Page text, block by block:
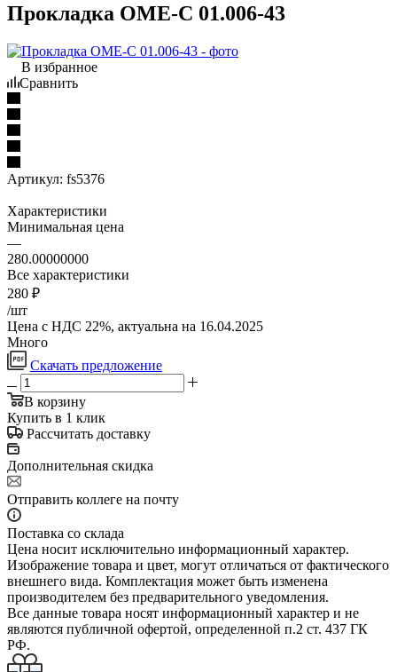
Прокладка ОМЕ-С 01.006-43
В избранное
Сравнить
Артикул: fs5376
Характеристики
Минимальная цена
—
280.00000000
Все характеристики
280 ₽
/шт
Цена с НДС 22%, актуальна на 16.04.2025
Много
Скачать предложение
В корзину
Купить в 1 клик
Рассчитать доставку
Дополнительная скидка
Отправить коллеге на почту
Поставка со склада
Цена носит исключительно информационный характер.
Изображение товара и цвет, могут отличаться от фактического
внешнего вида. Комплектация может быть изменена
производителем без предварительного уведомления.
Все данные товара носят информационный характер и не
являются публичной офертой, определенной п.2 ст. 437 ГК
РФ.